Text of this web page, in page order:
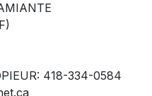
418-334-0584